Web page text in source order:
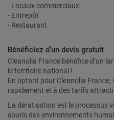
- Locaux commerciaux
- Entrepôt
- Restaurant
Bénéficiez d’un devis gratuit
Cleanolia France bénéfice d’un
le territoire national !
En optant pour Cleanolia France,
rapidement et à des tarifs
La dératisation est le processus
souris des environnements